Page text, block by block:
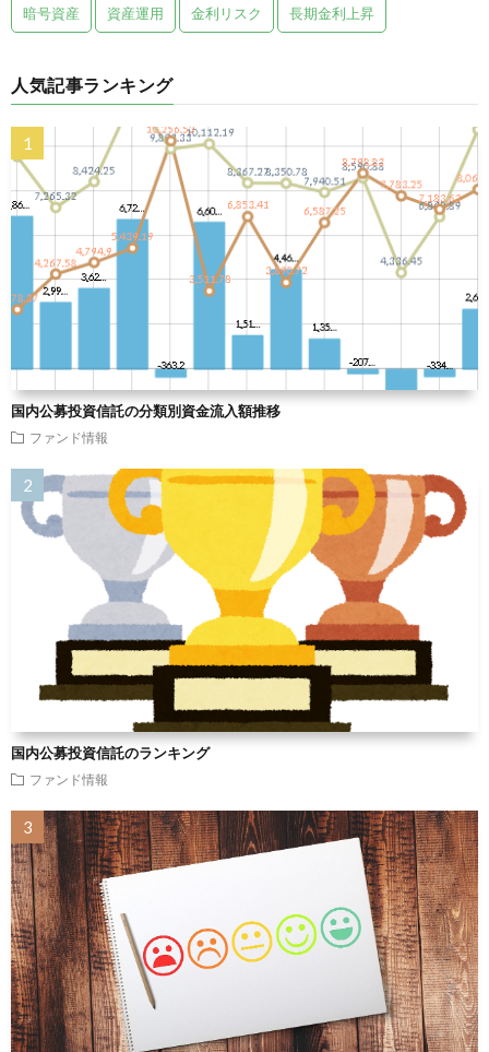
暗号資産 資産運用 金利リスク 長期金利上昇
人気記事ランキング
国内公募投資信託の分類別資金流入額推移
ファンド情報
国内公募投資信託のランキング
ファンド情報